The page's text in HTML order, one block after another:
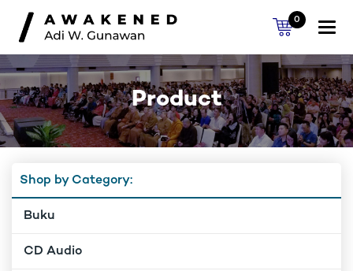
0
Product
Shop by Category:
Buku
CD Audio